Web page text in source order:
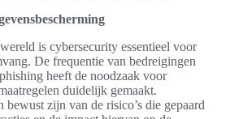
is cybersecurity essentieel voor
De frequentie van bedreigingen
heeft de noodzaak voor
duidelijk gemaakt.
zijn van de risico’s die gepaard